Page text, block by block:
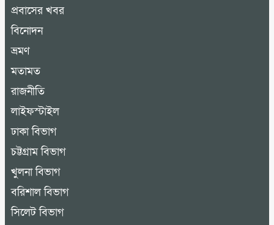
প্রবাসের খবর
বিনোদন
ভ্রমণ
মতামত
রাজনীতি
লাইফস্টাইল
ঢাকা বিভাগ
চট্টগ্রাম বিভাগ
খুলনা বিভাগ
বরিশাল বিভাগ
সিলেট বিভাগ